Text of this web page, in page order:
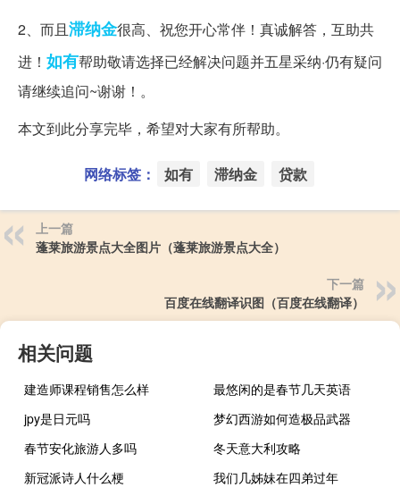
2、而且滞纳金很高、祝您开心常伴！真诚解答，互助共
进！ 如有帮助敬请选择已经解决问题并五星采纳·仍有疑问
请继续追问~谢谢！。
本文到此分享完毕，希望对大家有所帮助。
网络标签： 如有 滞纳金 贷款
上一篇
蓬莱旅游景点大全图片（蓬莱旅游景点大全）
下一篇
百度在线翻译识图（百度在线翻译）
相关问题
建造师课程销售怎么样
最悠闲的是春节几天英语
jpy是日元吗
梦幻西游如何造极品武器
春节安化旅游人多吗
冬天意大利攻略
新冠派诗人什么梗
我们几姊妹在四弟过年